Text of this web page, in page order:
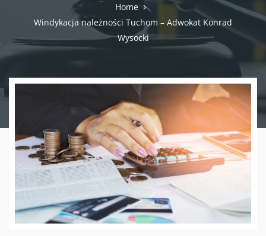
Home
Windykacja należności Tuchom – Adwokat Konrad
Wysocki